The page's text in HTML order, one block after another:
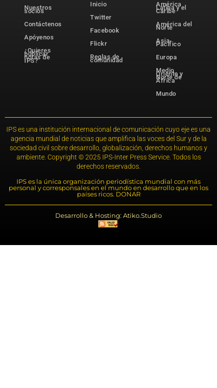
Nuestros
socios
Contáctenos
Apóyenos
¿Quieres
publicar
notas de
IPS?
Inicio
Twitter
Facebook
Flickr
Reglas de
comunidad
América
Latina y el
Caribe
América del
Norte
Asia-
Pacífico
Europa
Medio
Oriente y
Norte de
África
Mundo
IPS es una institución internacional de comunicación cuyo eje es una
agencia mundial de noticias que amplifica las voces del Sur y de la
sociedad civil sobre desarrollo, globalización, derechos humanos y
ambiente. Copyright © 2025 IPS-Inter Press Service. Todos los
derechos reservados.
IPS es la única organización periodística mundial con más
personal y corresponsales en el mundo en desarrollo que en los
países ricos. DONAR
Desarrollo & Hosting: Atiko.Studio